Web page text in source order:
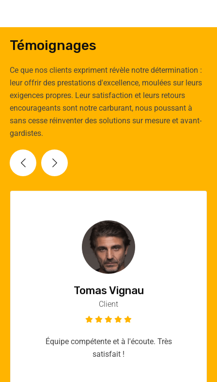
Témoignages
Ce que nos clients expriment révèle notre détermination :
leur offrir des prestations d'excellence, moulées sur leurs
exigences propres. Leur satisfaction et leurs retours
encourageants sont notre carburant, nous poussant à
sans cesse réinventer des solutions sur mesure et avant-
gardistes.
Vincent Quere
Client
Merci yellow365.work pour votre expertise!